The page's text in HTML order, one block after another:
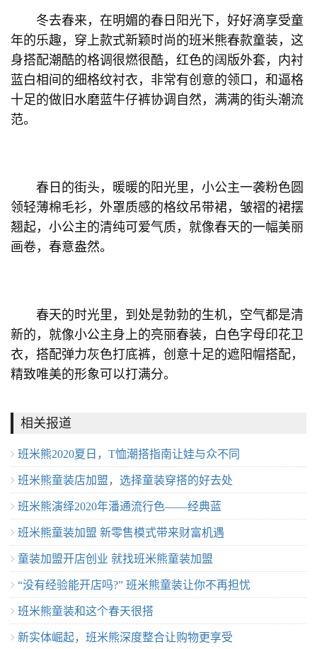
冬去春来，在明媚的春日阳光下，好好滴享受童
年的乐趣，穿上款式新颖时尚的班米熊春款童装，这
身搭配潮酷的格调很燃很酷，红色的阔版外套，内衬
蓝白相间的细格纹衬衣，非常有创意的领口，和逼格
十足的做旧水磨蓝牛仔裤协调自然，满满的街头潮流
范。
春日的街头，暖暖的阳光里，小公主一袭粉色圆
领轻薄棉毛衫，外罩质感的格纹吊带裙，皱褶的裙摆
翘起，小公主的清纯可爱气质，就像春天的一幅美丽
画卷，春意盎然。
春天的时光里，到处是勃勃的生机，空气都是清
新的，就像小公主身上的亮丽春装，白色字母印花卫
衣，搭配弹力灰色打底裤，创意十足的遮阳帽搭配，
精致唯美的形象可以打满分。
相关报道
班米熊2020夏日，T恤潮搭指南让娃与众不同
班米熊童装店加盟，选择童装穿搭的好去处
班米熊演绎2020年潘通流行色——经典蓝
班米熊童装加盟 新零售模式带来财富机遇
童装加盟开店创业 就找班米熊童装加盟
“没有经验能开店吗?” 班米熊童装让你不再担忧
班米熊童装和这个春天很搭
新实体崛起，班米熊深度整合让购物更享受